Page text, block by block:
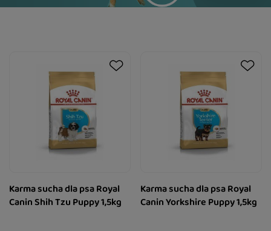
Karma sucha dla psa Royal
Canin Shih Tzu Puppy 1,5kg
Karma sucha dla psa Royal
Canin Yorkshire Puppy 1,5kg